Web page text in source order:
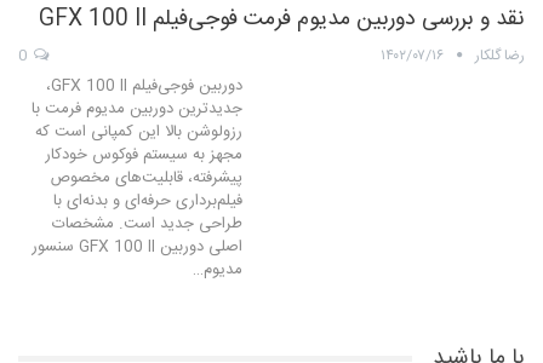
نقد و بررسی دوربین مدیوم فرمت فوجی‌فیلم GFX 100 II
رضا گلکار ۱۴۰۲/۰۷/۱۶
دوربین فوجی‌فیلم GFX 100 II،
جدیدترین دوربین مدیوم فرمت با
رزولوشن بالا این کمپانی است که
مجهز به سیستم فوکوس خودکار
پیشرفته، قابلیت‌های مخصوص
فیلم‌برداری حرفه‌ای و بدنه‌ای با
طراحی جدید است. مشخصات
اصلی دوربین GFX 100 II سنسور
مدیوم…